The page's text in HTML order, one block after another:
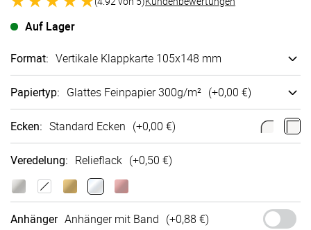
Auf Lager
Format: Vertikale Klappkarte 105x148 mm
Papiertyp: Glattes Fein­papier 300g/m² (+0,00 €)
Ecken: Standard Ecken (+0,00 €)
Veredelung: Relieflack (+0,50 €)
Anhänger Anhänger mit Band (+0,88 €)